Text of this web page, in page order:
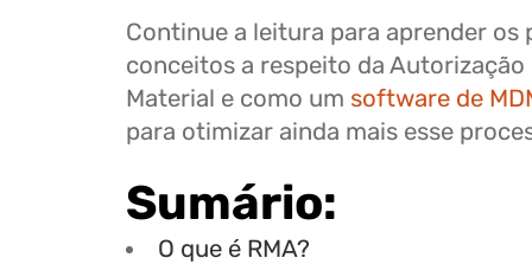
Continue a leitura para aprender os
conceitos a respeito da Autorização
Material e como um software de
para otimizar ainda mais esse
Sumário:
O que é RMA?